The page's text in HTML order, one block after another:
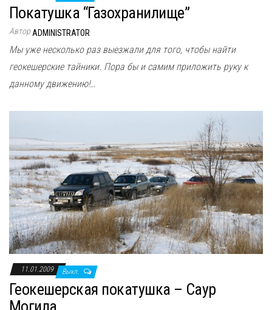
Покатушка “Газохранилище”
АвторADMINISTRATOR
Мы уже несколько раз выезжали для того, чтобы найти
геокешерские тайники. Пора бы и самим приложить руку к
данному движению!…
11.01.2009 Выкл.
Геокешерская покатушка – Саур
Могила